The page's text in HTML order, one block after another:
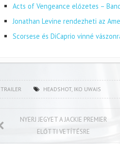
Acts of Vengeance előzetes –
Jonathan Levine rendezheti az
Scorsese és DiCaprio vinné
TRAILER HEADSHOT, IKO UWAIS
NYERJ JEGYET A JACKIE PREMIER
ELŐTTI VETÍTÉSRE